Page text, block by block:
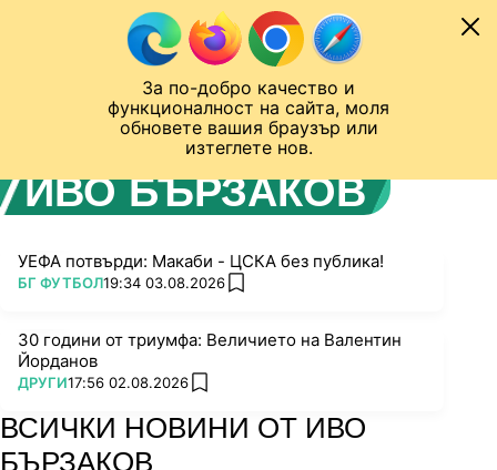
За по-добро качество и
функционалност на сайта, моля
обновете вашия браузър или
изтеглете нов.
Към съдържанието
Лига на Конференциите
ИВО БЪРЗАКОВ
УЕФА потвърди: Макаби - ЦСКА без публика!
ПОВЕЧЕ ОТ
БГ ФУТБОЛ19:34 03.08.2026 add favorites
30 години от триумфа: Величието на Валентин
Йорданов
ПОВЕЧЕ ОТ
ДРУГИ17:56 02.08.2026 add favorites
ВСИЧКИ НОВИНИ ОТ ИВО
БЪРЗАКОВ